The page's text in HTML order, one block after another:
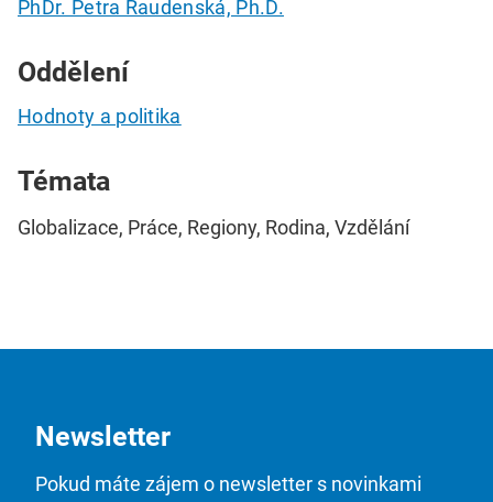
PhDr. Petra Raudenská, Ph.D.
Oddělení
Hodnoty a politika
Témata
Globalizace, Práce, Regiony, Rodina, Vzdělání
Newsletter
Pokud máte zájem o newsletter s novinkami